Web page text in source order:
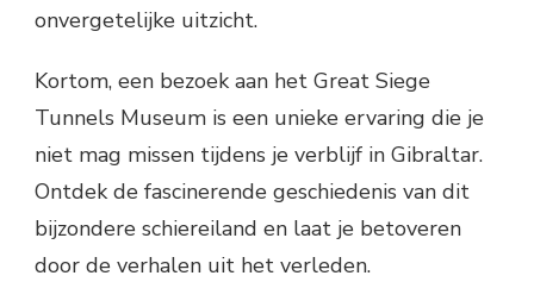
onvergetelijke uitzicht.
Kortom, een bezoek aan het Great Siege
Tunnels Museum is een unieke ervaring die je
niet mag missen tijdens je verblijf in Gibraltar.
Ontdek de fascinerende geschiedenis van dit
bijzondere schiereiland en laat je betoveren
door de verhalen uit het verleden.